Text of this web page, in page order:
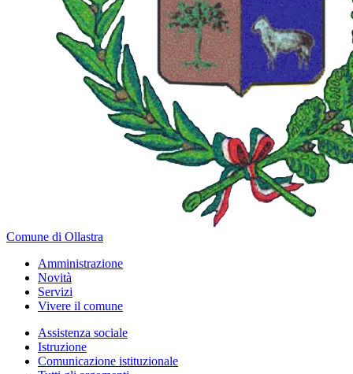
Comune di Ollastra
Amministrazione
Novità
Servizi
Vivere il comune
Assistenza sociale
Istruzione
Comunicazione istituzionale